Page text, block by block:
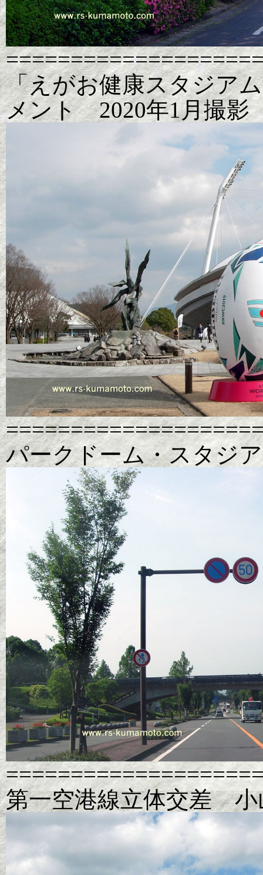
「えがお健康スタジア
メント 2020年1月撮影
パークドーム・スタジ
第一空港線立体交差